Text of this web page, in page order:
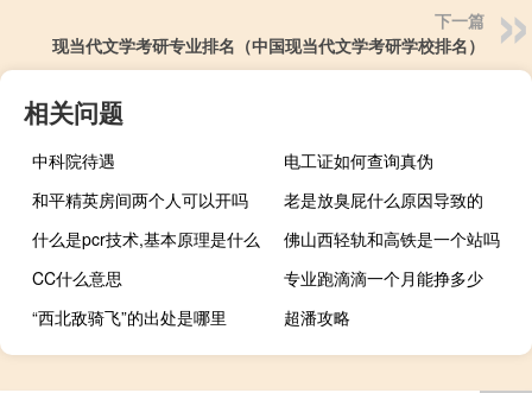
下一篇
现当代文学考研专业排名（中国现当代文学考研学校排名）
相关问题
中科院待遇
电工证如何查询真伪
和平精英房间两个人可以开吗
老是放臭屁什么原因导致的
什么是pcr技术,基本原理是什么
佛山西轻轨和高铁是一个站吗
CC什么意思
专业跑滴滴一个月能挣多少
“西北敌骑飞”的出处是哪里
超潘攻略